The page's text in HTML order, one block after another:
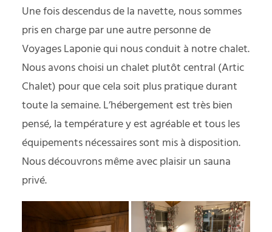
Une fois descendus de la navette, nous sommes
pris en charge par une autre personne de
Voyages Laponie qui nous conduit à notre chalet.
Nous avons choisi un chalet plutôt central (Artic
Chalet) pour que cela soit plus pratique durant
toute la semaine. L’hébergement est très bien
pensé, la température y est agréable et tous les
équipements nécessaires sont mis à disposition.
Nous découvrons même avec plaisir un sauna
privé.